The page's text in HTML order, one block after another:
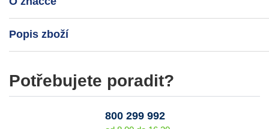
Popis zboží
Potřebujete poradit?
800 299 992